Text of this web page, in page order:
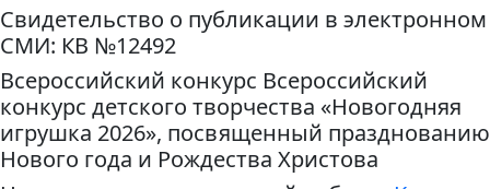
Свидетельство о публикации в электронном
СМИ: КВ №12492
Всероссийский конкурс Всероссийский
конкурс детского творчества «Новогодняя
игрушка 2026», посвященный празднованию
Нового года и Рождества Христова